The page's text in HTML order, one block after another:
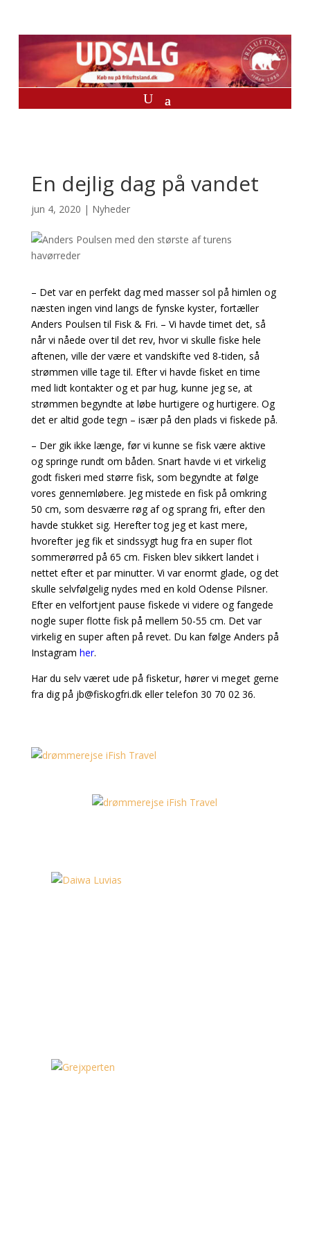
En dejlig dag på vandet
jun 4, 2020 | Nyheder
– Det var en perfekt dag med masser sol på himlen og
næsten ingen vind langs de fynske kyster, fortæller
Anders Poulsen til Fisk & Fri. – Vi havde timet det, så
når vi nåede over til det rev, hvor vi skulle fiske hele
aftenen, ville der være et vandskifte ved 8-tiden, så
strømmen ville tage til. Efter vi havde fisket en time
med lidt kontakter og et par hug, kunne jeg se, at
strømmen begyndte at løbe hurtigere og hurtigere. Og
det er altid gode tegn – især på den plads vi fiskede på.
– Der gik ikke længe, før vi kunne se fisk være aktive
og springe rundt om båden. Snart havde vi et virkelig
godt fiskeri med større fisk, som begyndte at følge
vores gennemløbere. Jeg mistede en fisk på omkring
50 cm, som desværre røg af og sprang fri, efter den
havde stukket sig. Herefter tog jeg et kast mere,
hvorefter jeg fik et sindssygt hug fra en super flot
sommerørred på 65 cm. Fisken blev sikkert landet i
nettet efter et par minutter. Vi var enormt glade, og det
skulle selvfølgelig nydes med en kold Odense Pilsner.
Efter en velfortjent pause fiskede vi videre og fangede
nogle super flotte fisk på mellem 50-55 cm. Det var
virkelig en super aften på revet. Du kan følge Anders på
Instagram her.
Har du selv været ude på fisketur, hører vi meget gerne
fra dig på jb@fiskogfri.dk eller telefon 30 70 02 36.